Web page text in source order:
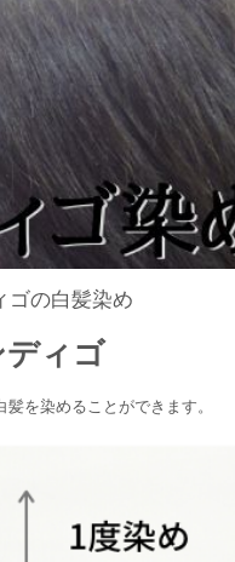
ゴの白髪染め
ィゴ
を染めることができます。